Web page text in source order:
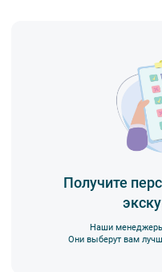
Получите
Наши менеджеры
Они выберут вам